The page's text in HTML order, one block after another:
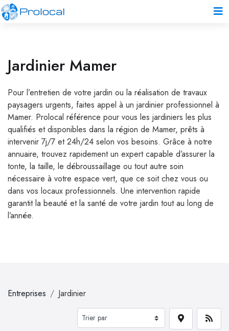
Jardinier Mamer
Pour l’entretien de votre jardin ou la réalisation de travaux
paysagers urgents, faites appel à un jardinier professionnel à
Mamer. Prolocal référence pour vous les jardiniers les plus
qualifiés et disponibles dans la région de Mamer, prêts à
intervenir 7j/7 et 24h/24 selon vos besoins. Grâce à notre
annuaire, trouvez rapidement un expert capable d’assurer la
tonte, la taille, le débroussaillage ou tout autre soin
nécessaire à votre espace vert, que ce soit chez vous ou
dans vos locaux professionnels. Une intervention rapide
garantit la beauté et la santé de votre jardin tout au long de
l’année.
Entreprises Jardinier